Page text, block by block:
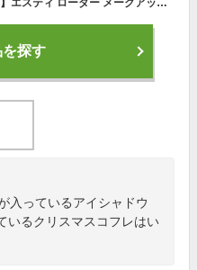
探す
入っているアイシャドウ
いるクリスマスコフレはい